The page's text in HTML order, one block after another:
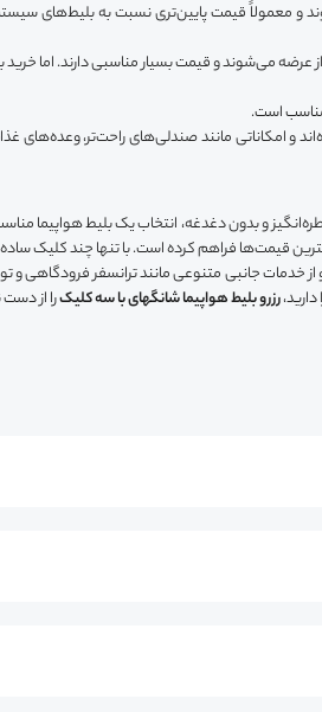
قیمت پایین‌تری نسبت به بلیط‌های
عرضه می‌شوند و قیمت بسیار مناسبی دارند. اما
است.
و امکاناتی مانند صندلی‌های راحت‌تر، وعده‌های
و بدون دغدغه، انتخاب یک بلیط هواپیما
قیمت‌ها فراهم کرده است. با تنها چند کلیک
از خدمات جانبی متنوعی مانند ترانسفر فرودگاهی و
رزرو بلیط هواپیما شانگهای با سه کلیکرا از